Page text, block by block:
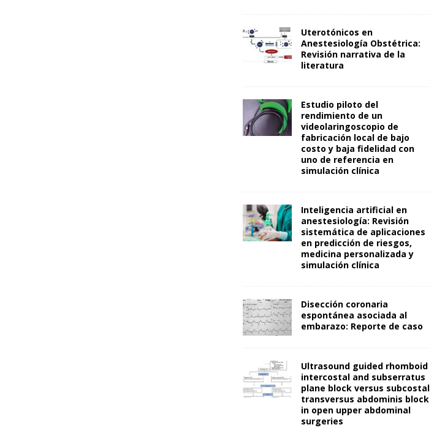
Uterotónicos en
Anestesiología Obstétrica:
Revisión narrativa de la
literatura
Estudio piloto del
rendimiento de un
videolaringoscopio de
fabricación local de bajo
costo y baja fidelidad con
uno de referencia en
simulación clínica
Inteligencia artificial en
anestesiología: Revisión
sistemática de aplicaciones
en predicción de riesgos,
medicina personalizada y
simulación clínica
Disección coronaria
espontánea asociada al
embarazo: Reporte de caso
Ultrasound guided rhomboid
intercostal and subserratus
plane block versus subcostal
transversus abdominis block
in open upper abdominal
surgeries